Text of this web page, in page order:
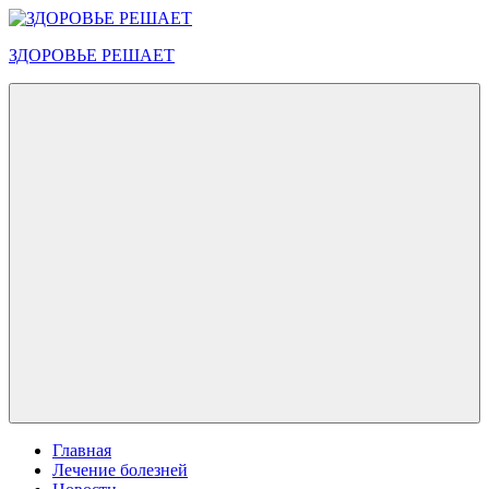
Перейти
содержимому
ЗДОРОВЬЕ РЕШАЕТ
Главная
Лечение болезней